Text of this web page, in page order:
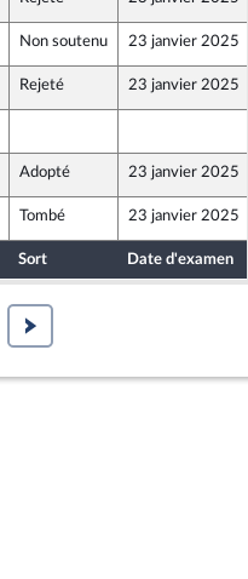
Non soutenu 23 janvier 2025
Rejeté 23 janvier 2025
Adopté 23 janvier 2025
Tombé 23 janvier 2025
Sort Date d'examen